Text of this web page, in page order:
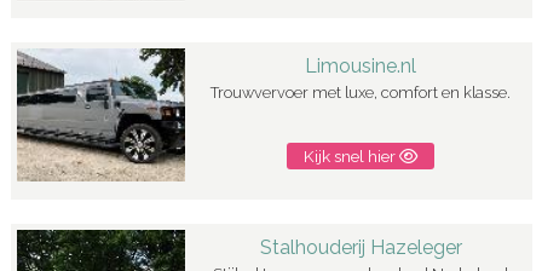
Limousine.nl
Trouwvervoer met luxe, comfort en klasse.
Kijk snel hier
Stalhouderij Hazeleger